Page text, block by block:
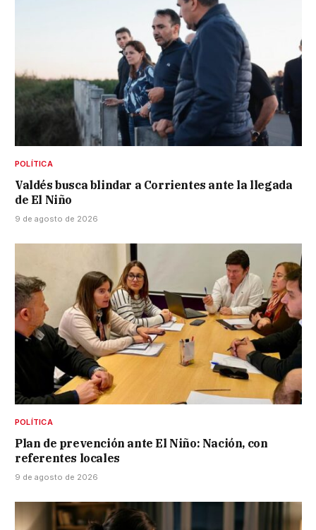
POLÍTICA
Valdés busca blindar a Corrientes ante la llegada
de El Niño
9 de agosto de 2026
POLÍTICA
Plan de prevención ante El Niño: Nación, con
referentes locales
9 de agosto de 2026